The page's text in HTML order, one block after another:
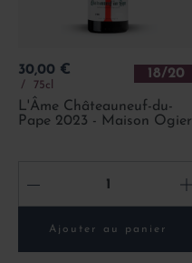
Prix
30,00 €
75cl
18/20
L'Âme Châteauneuf-du-
Pape 2023 - Maison Ogier
- +
Ajouter au panier